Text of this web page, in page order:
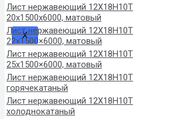
X
Лист нержавеющий 12Х18Н10Т
20x1500x6000, матовый
Лист нержавеющий 12Х18Н10Т
22х1500×6000, матовый
Лист нержавеющий 12Х18Н10Т
25х1500×6000, матовый
Лист нержавеющий 12Х18Н10Т
горячекатаный
Лист нержавеющий 12Х18Н10Т
холоднокатаный